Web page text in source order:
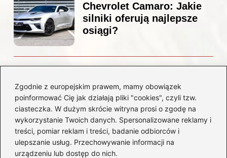
Zgodnie z europejskim prawem, mamy obowiązek
poinformować Cię jak działają pliki "cookies", czyli tzw.
ciasteczka. W dużym skrócie witryna prosi o zgodę na
wykorzystanie Twoich danych. Spersonalizowane reklamy i
treści, pomiar reklam i treści, badanie odbiorców i
ulepszanie usług. Przechowywanie informacji na
urządzeniu lub dostęp do nich.
Chevrolet Camaro: Jakie
silniki oferują najlepsze
osiągi?
Odkryj przyczyny i
rozwiązania dla Twojego
silnika
Kategorie